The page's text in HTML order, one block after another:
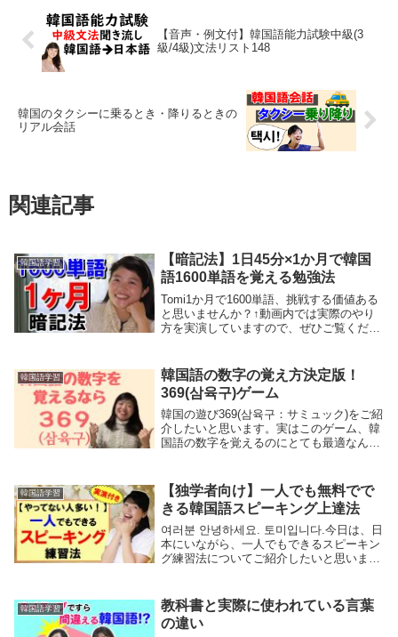
【音声・例文付】韓国語能力試験中級(3
級/4級)文法リスト148
韓国のタクシーに乗るとき・降りるときの
リアル会話
関連記事
韓国語学習
【暗記法】1日45分×1か月で韓国
語1600単語を覚える勉強法
Tomi1か月で1600単語、挑戦する価値ある
と思いませんか？↑動画内では実際のやり
方を実演していますので、ぜひご覧くださ
学院を卒業して、その後は日本語・英語・
韓...
韓国語学習
韓国語の数字の覚え方決定版！
369(삼육구)ゲーム
韓国の遊び369(삼육구：サミュック)をご紹
介したいと思います。実はこのゲーム、韓
国語の数字を覚えるのにとても最適なんで
の数字を覚えられるのが369(삼육구)の特徴
です。
韓国語学習
【独学者向け】一人でも無料でで
きる韓国語スピーキング上達法
여러분 안녕하세요. 토미입니다.今日は、日
本にいながら、一人でもできるスピーキン
グ練習法についてご紹介したいと思いま
ングルを正しく読んで発音できる人を対象
にしてい...
韓国語学習
教科書と実際に使われている言葉
の違い